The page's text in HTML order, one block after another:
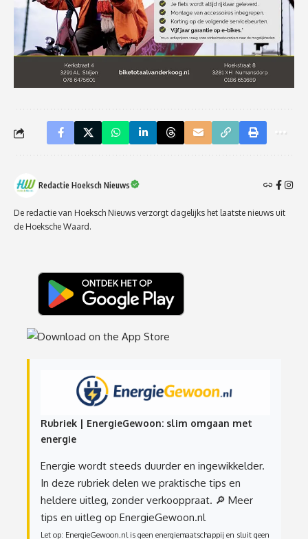
Redactie Hoeksch Nieuws
De redactie van Hoeksch Nieuws verzorgt dagelijks het laatste nieuws uit
de Hoeksche Waard.
Rubriek | EnergieGewoon: slim omgaan met
energie
Energie wordt steeds duurder en ingewikkelder.
In deze rubriek delen we praktische tips en
heldere uitleg, zonder verkooppraat. 🔎 Meer
tips en uitleg op EnergieGewoon.nl
Let op: EnergieGewoon.nl is geen energiemaatschappij en sluit geen